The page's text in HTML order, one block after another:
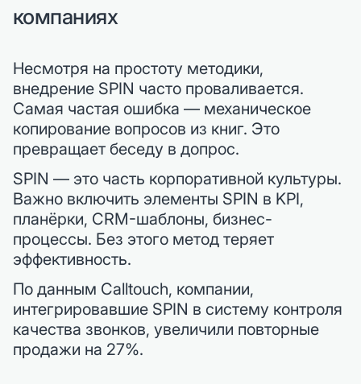
компаниях
Несмотря на простоту методики,
внедрение SPIN часто проваливается.
Самая частая ошибка — механическое
копирование вопросов из книг. Это
превращает беседу в допрос.
SPIN — это часть корпоративной культуры.
Важно включить элементы SPIN в KPI,
планёрки, CRM-шаблоны, бизнес-
процессы. Без этого метод теряет
эффективность.
По данным Calltouch, компании,
интегрировавшие SPIN в систему контроля
качества звонков, увеличили повторные
продажи на 27%.